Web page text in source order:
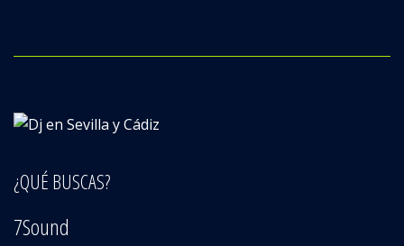
¿QUÉ BUSCAS?
7Sound